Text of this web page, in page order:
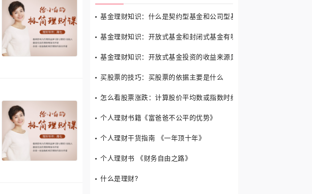
基金理财知识：什么是契约型基金和公司型基金?
基金理财知识：开放式基金和封闭式基金有哪些区别
基金理财知识：开放式基金投资的收益来源是什么?
买股票的技巧：买股票的依据主要是什么
怎么看股票涨跌：计算股价平均数或指数时经常考虑的四点
个人理财书籍《富爸爸不公平的优势》
个人理财干货指南 《一年顶十年》
个人理财书 《财务自由之路》
什么是理财?